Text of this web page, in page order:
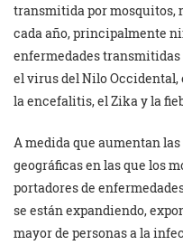
transmitida por mosquitos,
cada año, principalmente
enfermedades
el virus del Nilo
la encefalitis, el Zika y la
A medida que aumentan
geográficas en las que los
portadores de
se están expandiendo,
mayor de personas a la